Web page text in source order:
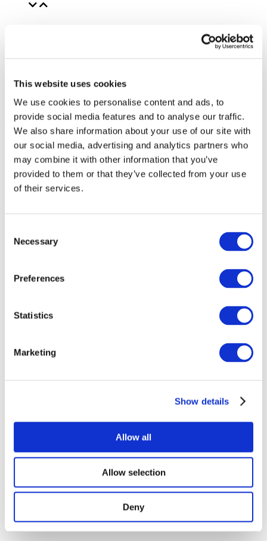
This website uses cookies
We use cookies to personalise content and ads, to
provide social media features and to analyse our traffic.
We also share information about your use of our site with
our social media, advertising and analytics partners who
may combine it with other information that you’ve
provided to them or that they’ve collected from your use
of their services.
Selection
Necessary
Preferences
Statistics
Marketing
Show details
Allow all
Allow selection
Deny
Alle
At vise